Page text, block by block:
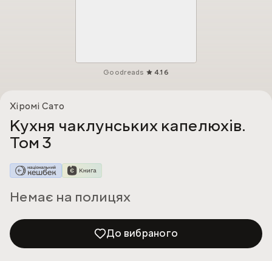
Goodreads 4.16
Хіромі Сато
Кухня чаклунських капелюхів.
Том 3
Немає на полицях
До вибраного